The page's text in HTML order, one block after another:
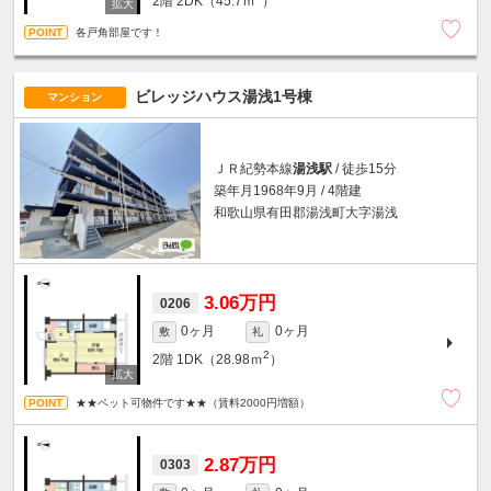
各戸角部屋です！
マンション ビレッジハウス湯浅1号棟
ＪＲ紀勢本線湯浅駅 / 徒歩15分
築年月1968年9月 / 4階建
和歌山県有田郡湯浅町大字湯浅
0206 3.06万円
敷 0ヶ月 礼
0ヶ月
2階 1DK（28.98ｍ2 ）
★★ペット可物件です★★（賃料2000円増額）
0303 2.87万円